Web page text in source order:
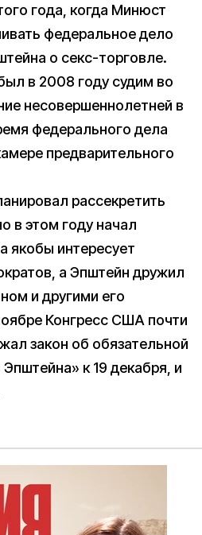
года, когда Минюст
федеральное дело
о секс-торговле.
в 2008 году судим во
несовершеннолетней в
федерального дела
предварительного
рассекретить
в этом году начал
якобы интересует
а Эпштейн дружил
и другими его
Конгресс США почти
закон об обязательной
к 19 декабря, и